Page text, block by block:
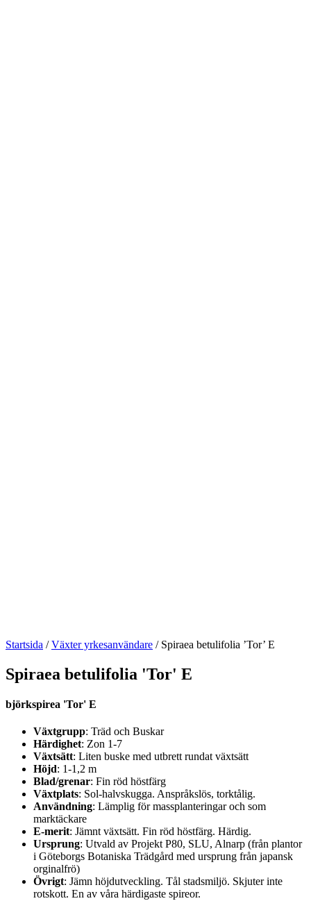
Startsida /Växter yrkesanvändare / Spiraea betulifolia ’Tor’ E
Spiraea betulifolia 'Tor' E
björkspirea 'Tor' E
Växtgrupp: Träd och Buskar
Härdighet: Zon 1-7
Växtsätt: Liten buske med utbrett rundat växtsätt
Höjd: 1-1,2 m
Blad/grenar: Fin röd höstfärg
Växtplats: Sol-halvskugga. Anspråkslös, torktålig.
Användning: Lämplig för massplanteringar och som
marktäckare
E-merit: Jämnt växtsätt. Fin röd höstfärg. Härdig.
Ursprung: Utvald av Projekt P80, SLU, Alnarp (från plantor
i Göteborgs Botaniska Trädgård med ursprung från japansk
orginalfrö)
Övrigt: Jämn höjdutveckling. Tål stadsmiljö. Skjuter inte
rotskott. En av våra härdigaste spireor.